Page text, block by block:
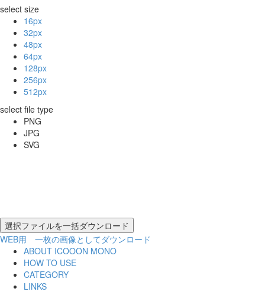
select size
16px
32px
48px
64px
128px
256px
512px
select file type
PNG
JPG
SVG
WEB用 一枚の画像としてダウンロード
ABOUT ICOOON MONO
HOW TO USE
CATEGORY
LINKS